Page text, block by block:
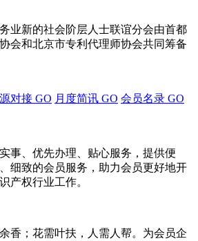
业新的社会阶层人士联谊分会由首都
会和北京市专利代理师协会共同筹备
对接 GO 月度简讯 GO 会员名录 GO
事、优先办理、贴心服务，提供便
细致的会员服务，助力会员更好地开
产权行业工作。
香；花需叶扶，人需人帮。为会员企